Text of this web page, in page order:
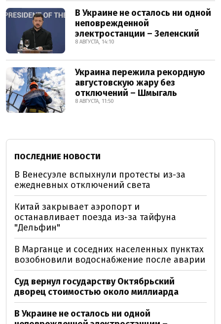
В Украине не осталось ни одной
неповрежденной
электростанции – Зеленский
8 АВГУСТА, 14:10
Украина пережила рекордную
августовскую жару без
отключений – Шмыгаль
8 АВГУСТА, 11:50
ПОСЛЕДНИЕ НОВОСТИ
В Венесуэле вспыхнули протесты из-за
ежедневных отключений света
Китай закрывает аэропорт и
останавливает поезда из-за тайфуна
"Дельфин"
В Марганце и соседних населенных пунктах
возобновили водоснабжение после аварии
Суд вернул государству Октябрьский
дворец стоимостью около миллиарда
В Украине не осталось ни одной